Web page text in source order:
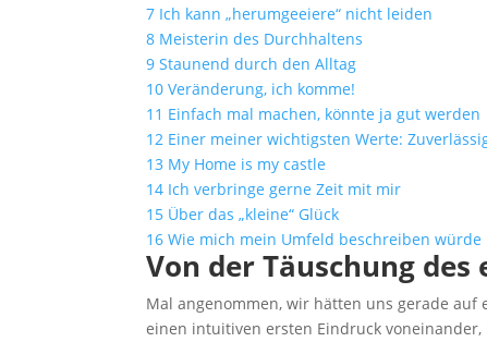
7 Ich kann „herumgeeiere“ nicht leiden
8 Meisterin des Durchhaltens
9 Staunend durch den Alltag
10 Veränderung, ich komme!
11 Einfach mal machen, könnte ja gut werden
12 Einer meiner wichtigsten Werte:
13 My Home is my castle
14 Ich verbringe gerne Zeit mit mir
15 Über das „kleine“ Glück
16 Wie mich mein Umfeld beschreiben würde
Von der Täuschung
Mal angenommen, wir hätten uns gerade
einen intuitiven ersten Eindruck